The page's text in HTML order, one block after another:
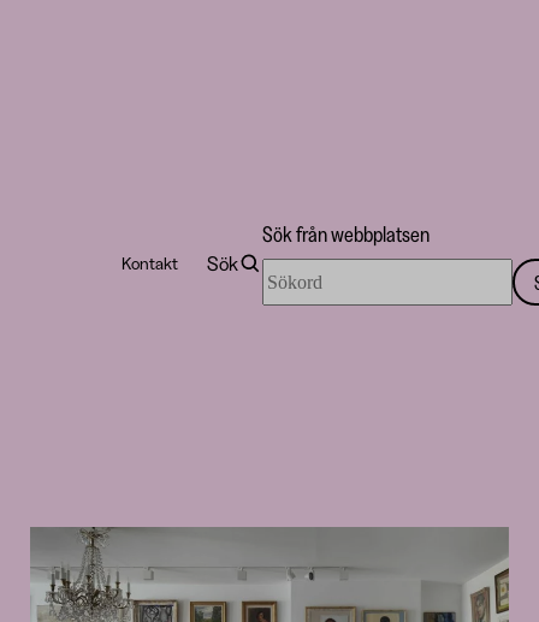
Finska
Kulturfonden
–
SKR
Kontakt Sök
Sök från webbplatsen
från